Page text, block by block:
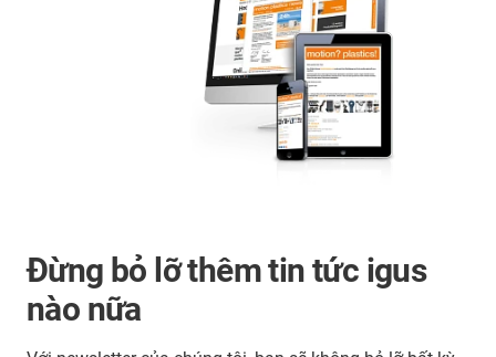
Đừng bỏ lỡ thêm tin tức igus
nào nữa